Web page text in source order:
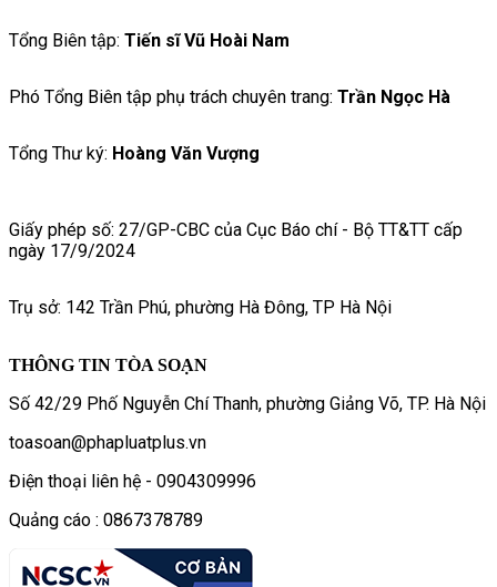
Tổng Biên tập: Tiến sĩ Vũ Hoài Nam
Phó Tổng Biên tập phụ trách chuyên trang: Trần Ngọc Hà
Tổng Thư ký: Hoàng Văn Vượng
Giấy phép số: 27/GP-CBC của Cục Báo chí - Bộ TT&TT cấp
ngày 17/9/2024
Trụ sở: 142 Trần Phú, phường Hà Đông, TP Hà Nội
THÔNG TIN TÒA SOẠN
Số 42/29 Phố Nguyễn Chí Thanh, phường Giảng Võ, TP. Hà Nội
toasoan@phapluatplus.vn
Điện thoại liên hệ - 0904309996
Quảng cáo : 0867378789